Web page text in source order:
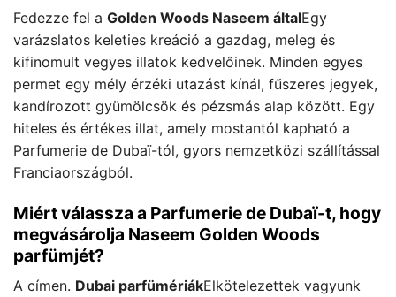
Fedezze fel a Golden Woods Naseem általEgy
varázslatos keleties kreáció a gazdag, meleg és
kifinomult vegyes illatok kedvelőinek. Minden egyes
permet egy mély érzéki utazást kínál, fűszeres jegyek,
kandírozott gyümölcsök és pézsmás alap között. Egy
hiteles és értékes illat, amely mostantól kapható a
Parfumerie de Dubaï-tól, gyors nemzetközi szállítással
Franciaországból.
Miért válassza a Parfumerie de Dubaï-t, hogy
megvásárolja Naseem Golden Woods
parfümjét?
A címen. Dubai parfümériákElkötelezettek vagyunk